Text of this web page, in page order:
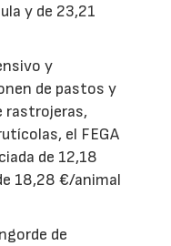
y de 23,21
y
de pastos y
rastrojeras,
el FEGA
de 12,18
18,28 €/animal
de